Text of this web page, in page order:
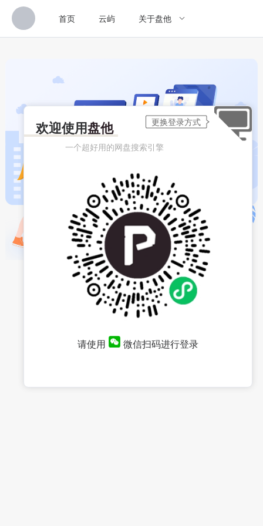
首页 云屿 关于盘他
欢迎使用盘他
一个超好用的网盘搜索引擎
请使用 微信扫码进行登录